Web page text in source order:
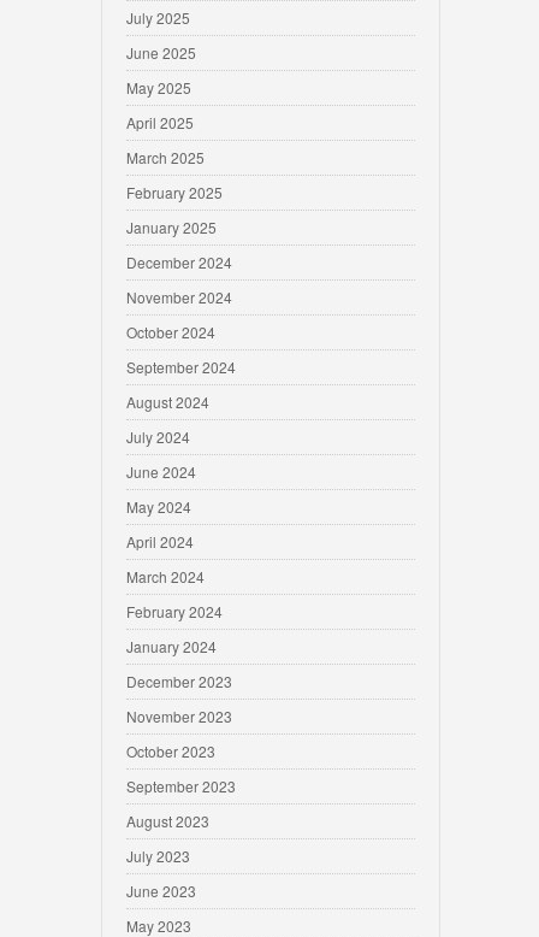
July 2025
June 2025
May 2025
April 2025
March 2025
February 2025
January 2025
December 2024
November 2024
October 2024
September 2024
August 2024
July 2024
June 2024
May 2024
April 2024
March 2024
February 2024
January 2024
December 2023
November 2023
October 2023
September 2023
August 2023
July 2023
June 2023
May 2023